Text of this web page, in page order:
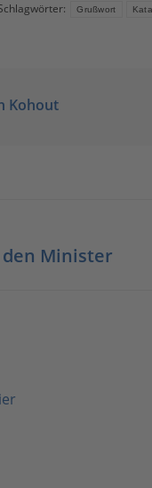
Grußwort
Kohout
Minister